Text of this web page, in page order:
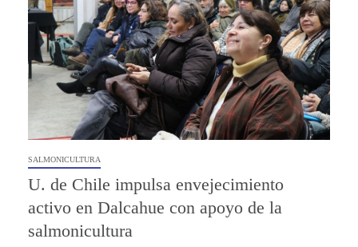
SALMONICULTURA
U. de Chile impulsa envejecimiento
activo en Dalcahue con apoyo de la
salmonicultura